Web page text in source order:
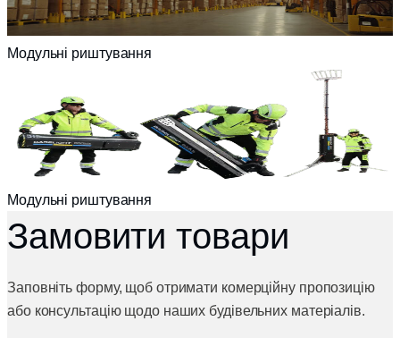
Модульні риштування
Модульні риштування
Замовити товари
Заповніть форму, щоб отримати комерційну пропозицію
або консультацію щодо наших будівельних матеріалів.